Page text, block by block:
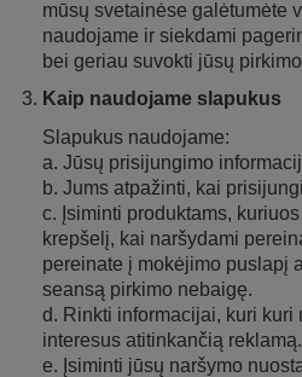
mūsų svetainėse galėtumėte
naudojame ir siekdami
bei geriau suvokti jūsų
Kaip naudojame slapukus
Slapukus naudojame:
a. Jūsų prisijungimo
b. Jums atpažinti, kai
c. Įsiminti produktams,
krepšelį, kai naršydami
pereinate į mokėjimo puslapį
seansą pirkimo nebaigę.
d. Rinkti informacijai, kuri kuri
interesus atitinkančią reklamą.
e. Įsiminti jūsų naršymo